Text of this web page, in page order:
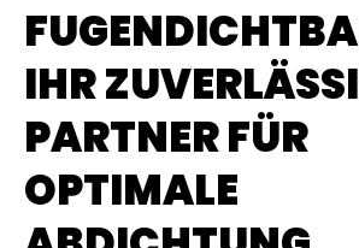
IHR
PARTNER FÜR
OPTIMALE